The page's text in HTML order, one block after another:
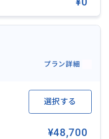
プラン詳細
選択する
¥48,700